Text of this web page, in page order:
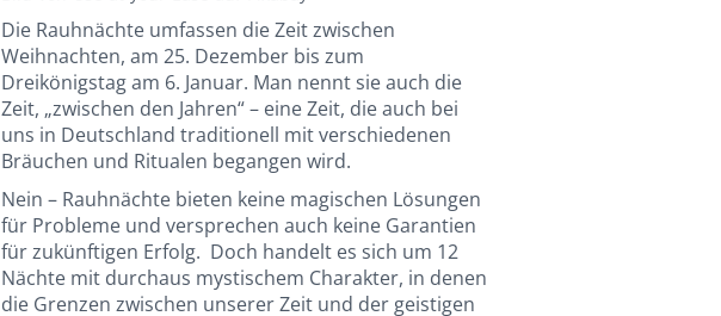
Die Rauhnächte umfassen die Zeit zwischen
Weihnachten, am 25. Dezember bis zum
Dreikönigstag am 6. Januar. Man nennt sie auch die
Zeit, „zwischen den Jahren“ – eine Zeit, die auch bei
uns in Deutschland traditionell mit verschiedenen
Bräuchen und Ritualen begangen wird.
Nein – Rauhnächte bieten keine magischen Lösungen
für Probleme und versprechen auch keine Garantien
für zukünftigen Erfolg. Doch handelt es sich um 12
Nächte mit durchaus mystischem Charakter, in denen
die Grenzen zwischen unserer Zeit und der geistigen